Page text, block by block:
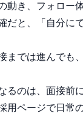
動き、フォロー
だと、「自分に
までは進んでも
るのは、面接前
用ページで日常